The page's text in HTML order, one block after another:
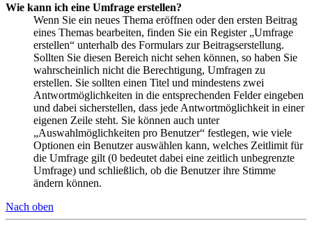
Wie kann ich eine Umfrage erstellen?
Wenn Sie ein neues Thema eröffnen oder den ersten Beitrag
eines Themas bearbeiten, finden Sie ein Register „Umfrage
erstellen“ unterhalb des Formulars zur Beitragserstellung.
Sollten Sie diesen Bereich nicht sehen können, so haben Sie
wahrscheinlich nicht die Berechtigung, Umfragen zu
erstellen. Sie sollten einen Titel und mindestens zwei
Antwortmöglichkeiten in die entsprechenden Felder eingeben
und dabei sicherstellen, dass jede Antwortmöglichkeit in einer
eigenen Zeile steht. Sie können auch unter
„Auswahlmöglichkeiten pro Benutzer“ festlegen, wie viele
Optionen ein Benutzer auswählen kann, welches Zeitlimit für
die Umfrage gilt (0 bedeutet dabei eine zeitlich unbegrenzte
Umfrage) und schließlich, ob die Benutzer ihre Stimme
ändern können.
Nach oben